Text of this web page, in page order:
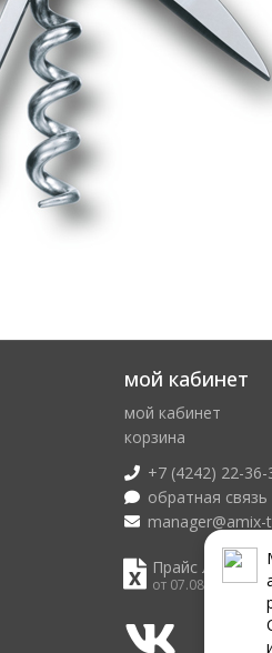
мой кабинет
мой кабинет
корзина
+7 (4242) 22-36-
обратная связь
manager@amix-
Прайс лист
от 07.08.2026